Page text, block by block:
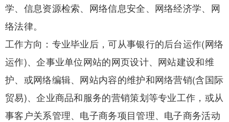
学、信息资源检索、网络信息安全、网络经济学、网
络法律。
工作方向：专业毕业后，可从事银行的后台运作(网络
运作)、企事业单位网站的网页设计、网站建设和维
护、或网络编辑、网站内容的维护和网络营销(含国际
贸易)、企业商品和服务的营销策划等专业工作，或从
事客户关系管理、电子商务项目管理、电子商务活动